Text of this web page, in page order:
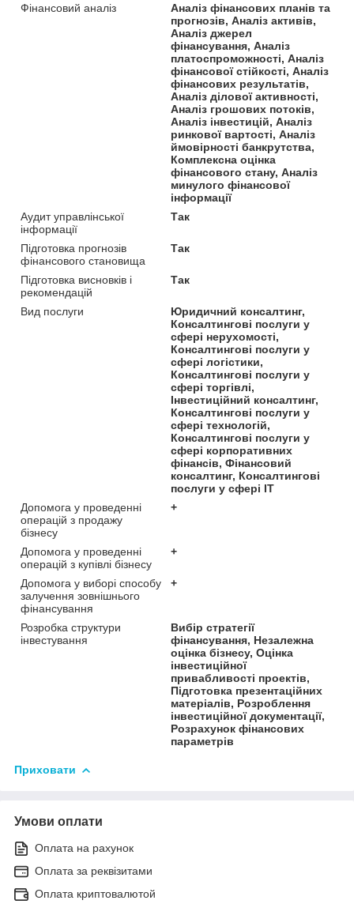
Фінансовий аналіз
Аналіз фінансових планів та
прогнозів, Аналіз активів,
Аналіз джерел
фінансування, Аналіз
платоспроможності, Аналіз
фінансової стійкості, Аналіз
фінансових результатів,
Аналіз ділової активності,
Аналіз грошових потоків,
Аналіз інвестицій, Аналіз
ринкової вартості, Аналіз
ймовірності банкрутства,
Комплексна оцінка
фінансового стану, Аналіз
минулого фінансової
інформації
Аудит управлінської
інформації
Так
Підготовка прогнозів
фінансового становища
Так
Підготовка висновків і
рекомендацій
Так
Вид послуги
Юридичний консалтинг,
Консалтингові послуги у
сфері нерухомості,
Консалтингові послуги у
сфері логістики,
Консалтингові послуги у
сфері торгівлі,
Інвестиційний консалтинг,
Консалтингові послуги у
сфері технологій,
Консалтингові послуги у
сфері корпоративних
фінансів, Фінансовий
консалтинг, Консалтингові
послуги у сфері IT
Допомога у проведенні
операцій з продажу
бізнесу
+
Допомога у проведенні
операцій з купівлі бізнесу
+
Допомога у виборі способу
залучення зовнішнього
фінансування
+
Розробка структури
інвестування
Вибір стратегії
фінансування, Незалежна
оцінка бізнесу, Оцінка
інвестиційної
привабливості проектів,
Підготовка презентаційних
матеріалів, Розроблення
інвестиційної документації,
Розрахунок фінансових
параметрів
Приховати
Умови оплати
Оплата на рахунок
Оплата за реквізитами
Оплата криптовалютой